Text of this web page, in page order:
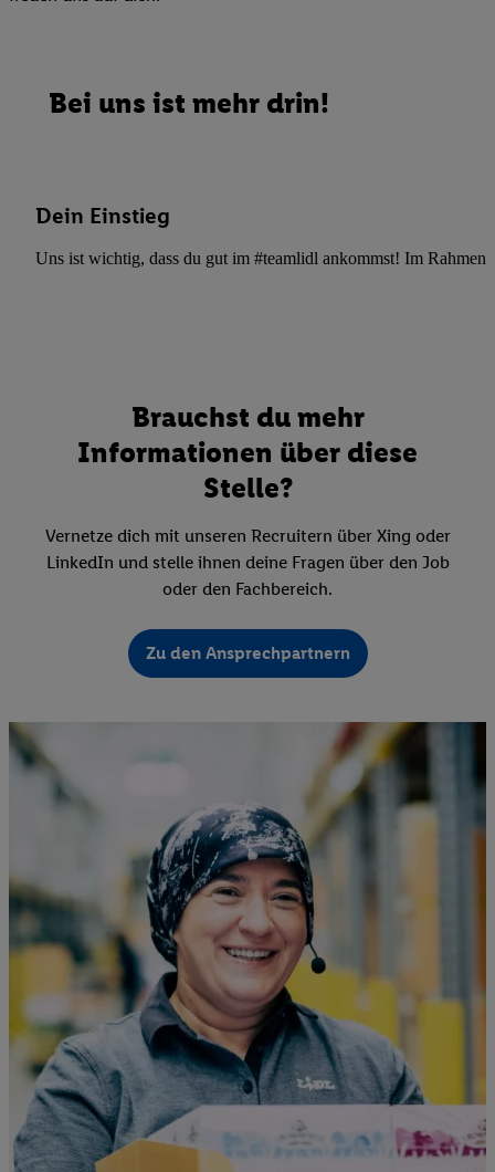
Bei uns ist mehr drin!
Dein Einstieg
Uns ist wichtig, dass du gut im #teamlidl ankommst! Im Rahmen
Brauchst du mehr
Informationen über diese
Stelle?
Vernetze dich mit unseren Recruitern über Xing oder
LinkedIn und stelle ihnen deine Fragen über den Job
oder den Fachbereich.
Zu den Ansprechpartnern